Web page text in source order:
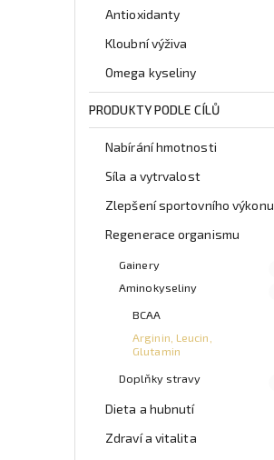
Antioxidanty
Kloubní výživa
Omega kyseliny
PRODUKTY PODLE CÍLŮ
Nabírání hmotnosti
Síla a vytrvalost
Zlepšení sportovního výkonu
Regenerace organismu
Gainery
Aminokyseliny
BCAA
Arginin, Leucin,
Glutamin
Doplňky stravy
Dieta a hubnutí
Zdraví a vitalita